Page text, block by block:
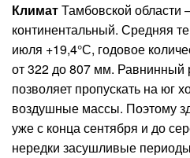
КлиматТамбовской
континентальный. Средняя
июля +19,4°С, годовое
от 322 до 807 мм. Равнинный
позволяет пропускать на юг
воздушные массы. Поэтому
уже с конца сентября и до
нередки засушливые